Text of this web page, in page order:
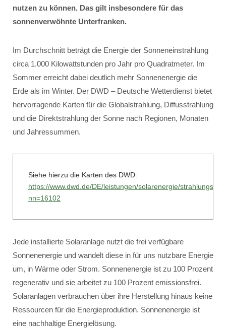
nutzen zu können. Das gilt insbesondere für das
sonnenverwöhnte Unterfranken.
Im Durchschnitt beträgt die Energie der Sonneneinstrahlung
circa 1.000 Kilowattstunden pro Jahr pro Quadratmeter. Im
Sommer erreicht dabei deutlich mehr Sonnenenergie die
Erde als im Winter. Der DWD – Deutsche Wetterdienst bietet
hervorragende Karten für die Globalstrahlung, Diffusstrahlung
und die Direktstrahlung der Sonne nach Regionen, Monaten
und Jahressummen.
Siehe hierzu die Karten des DWD:
https://www.dwd.de/DE/leistungen/solarenergie/
nn=16102
Jede installierte Solaranlage nutzt die frei verfügbare
Sonnenenergie und wandelt diese in für uns nutzbare Energie
um, in Wärme oder Strom. Sonnenenergie ist zu 100 Prozent
regenerativ und sie arbeitet zu 100 Prozent emissionsfrei.
Solaranlagen verbrauchen über ihre Herstellung hinaus keine
Ressourcen für die Energieproduktion. Sonnenenergie ist
eine nachhaltige Energielösung.